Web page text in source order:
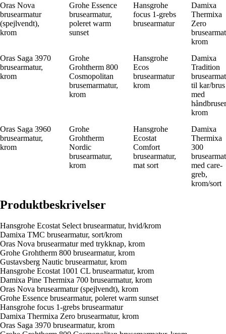
Oras Nova
brusearmatur
(spejlvendt),
krom
Grohe Essence
brusearmatur,
poleret warm
sunset
Hansgrohe
focus 1-grebs
brusearmatur
Damixa
Thermixa
Zero
krom
Oras Saga 3970
brusearmatur,
krom
Grohe
Grohtherm 800
Cosmopolitan
brusemarmatur,
krom
Hansgrohe
Ecos
brusearmatur
krom
Damixa
Tradition
til kar/brus
med
krom
Oras Saga 3960
brusearmatur,
krom
Grohe
Grohtherm
Nordic
brusearmatur,
krom
Hansgrohe
Ecostat
Comfort
brusearmatur,
mat sort
Damixa
Thermixa
300
med care-
greb,
krom/sort
Produktbeskrivelser
Hansgrohe Ecostat Select brusearmatur, hvid/krom
Damixa TMC brusearmatur, sort/krom
Oras Nova brusearmatur med trykknap, krom
Grohe Grohtherm 800 brusearmatur, krom
Gustavsberg Nautic brusearmatur, krom
Hansgrohe Ecostat 1001 CL brusearmatur, krom
Damixa Pine Thermixa 700 brusearmatur, krom
Oras Nova brusearmatur (spejlvendt), krom
Grohe Essence brusearmatur, poleret warm sunset
Hansgrohe focus 1-grebs brusearmatur
Damixa Thermixa Zero brusearmatur, krom
Oras Saga 3970 brusearmatur, krom